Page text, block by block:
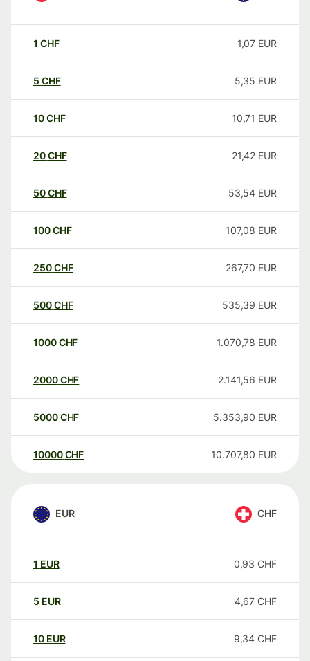
1 CHF 1,07 EUR
5 CHF 5,35 EUR
10CHF 10,71 EUR
20CHF 21,42 EUR
50CHF 53,54 EUR
100CHF 107,08 EUR
250CHF 267,70 EUR
500CHF 535,39 EUR
1000CHF 1.070,78 EUR
2000CHF 2.141,56 EUR
5000CHF 5.353,90 EUR
10000 CHF 10.707,80 EUR
EUR CHF
1 EUR 0,93 CHF
5 EUR 4,67 CHF
10 EUR 9,34 CHF